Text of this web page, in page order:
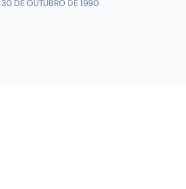
30 DE OUTUBRO DE 1990